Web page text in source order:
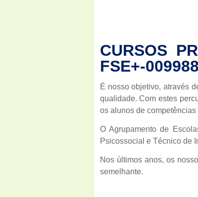
CURSOS
FSE+-
É nosso objetivo, através
qualidade. Com estes
os alunos de
O Agrupamento de
Psicossocial e Técnico de
Nos últimos anos, os
semelhante.